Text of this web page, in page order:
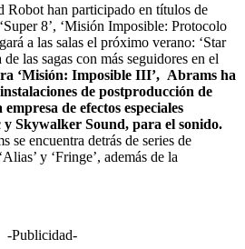
Robot han participado en títulos de
8’, ‘Misión Imposible: Protocolo
a las salas el próximo verano: ‘Star
las sagas con más seguidores en el
‘Misión: Imposible III’, Abrams ha
de postproducción de
de efectos especiales
Skywalker Sound, para el sonido.
se encuentra detrás de series de
y ‘Fringe’, además de la
-Publicidad-